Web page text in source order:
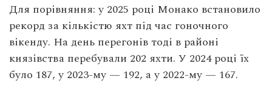
Для порівняння: у 2025 році Монако встановило
рекорд за кількістю яхт під час гоночного
вікенду. На день перегонів тоді в районі
князівства перебували 202 яхти. У 2024 році їх
було 187, у 2023-му — 192, а у 2022-му — 167.